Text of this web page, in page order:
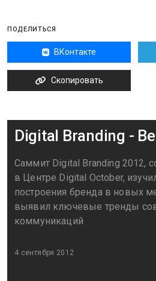
ПОДЕЛИТЬСЯ
ВКонтакте
Скопировать
Digital Branding -
Саммит Digital Branding 2012,
в Центре Digital October,
построения бренда в новых
выявил ключевые тренды
коммуникаций
4 сентября 2012